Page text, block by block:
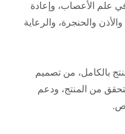
في علم الأعصاب، وإعادة
والحنجرة، والرعاية
بالكامل، من تصميم
من المنتج، ودعم